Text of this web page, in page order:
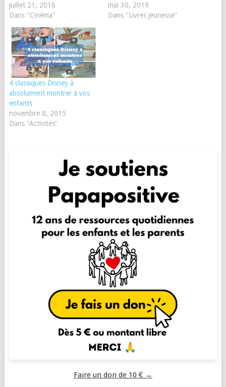
juillet 21, 2016
Dans "Cinéma"
mai 30, 2019
Dans "Livres jeunesse"
4 classiques Disney à
absolument montrer à vos
enfants
novembre 8, 2015
Dans "Activités"
Faire un don de 10 € →